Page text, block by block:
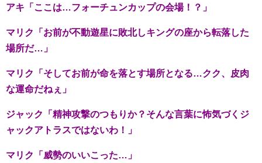
アキ「ここは…フォーチュンカップの会場！？」
マリク「お前が不動遊星に敗北しキングの座から転落した
場所だ…」
マリク「そしてお前が命を落とす場所となる…クク、皮肉
な運命だねぇ」
ジャック「精神攻撃のつもりか？そんな言葉に怖気づくジ
ャックアトラスではないわ！」
マリク「威勢のいいこった…」